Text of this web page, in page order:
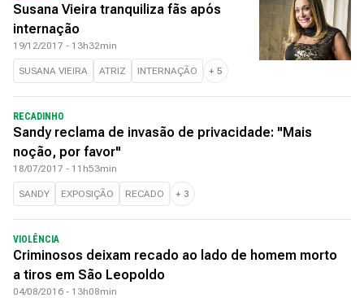
Susana Vieira tranquiliza fãs após
internação
19/12/2017 - 13h32min
SUSANA VIEIRA ATRIZ INTERNAÇÃO + 5
RECADINHO
Sandy reclama de invasão de privacidade: "Mais
noção, por favor"
18/07/2017 - 11h53min
SANDY EXPOSIÇÃO RECADO + 3
VIOLÊNCIA
Criminosos deixam recado ao lado de homem morto
a tiros em São Leopoldo
04/08/2016 - 13h08min